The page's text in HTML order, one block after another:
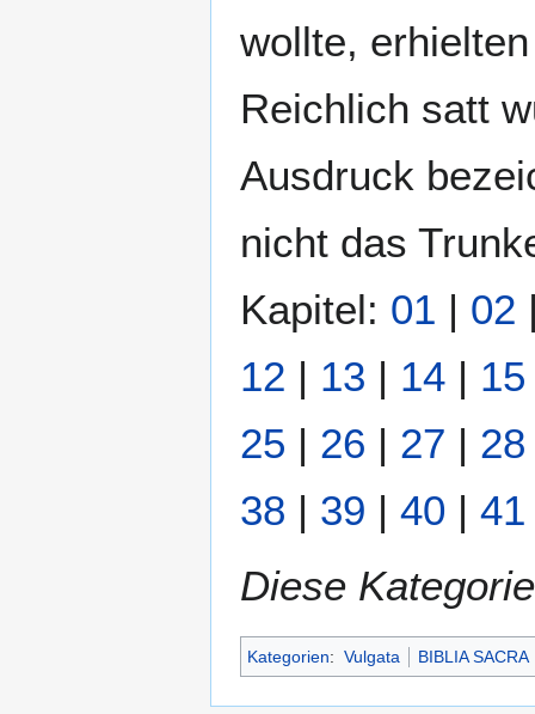
wollte,
Reichlich satt
Ausdruck
nicht das
Kapitel: 01 | 02
12 | 13 | 14 | 15
25 | 26 | 27 | 28
38 | 39 | 40 | 41
Diese
Kategorien: Vulgata BIBLIA SACRA